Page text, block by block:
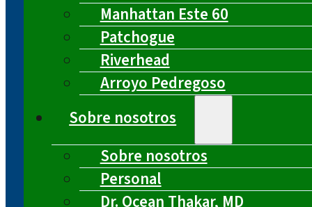
Manhattan Este 60
Patchogue
Riverhead
Arroyo Pedregoso
Sobre nosotros
Sobre nosotros
Personal
Dr. Ocean Thakar, MD